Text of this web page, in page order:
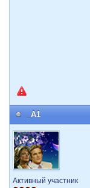
_A1
Активный участник